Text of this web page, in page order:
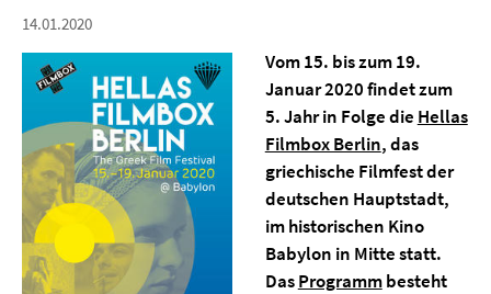
14.01.2020
Vom 15. bis zum 19.
Januar 2020 findet zum
5. Jahr in Folge die Hellas
Filmbox Berlin, das
griechische Filmfest der
deutschen Hauptstadt,
im historischen Kino
Babylon in Mitte statt.
DasProgrammbesteht